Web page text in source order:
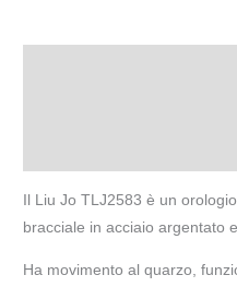
Il Liu Jo TLJ2583 è un
bracciale in acciaio argentato
Ha movimento al quarzo,